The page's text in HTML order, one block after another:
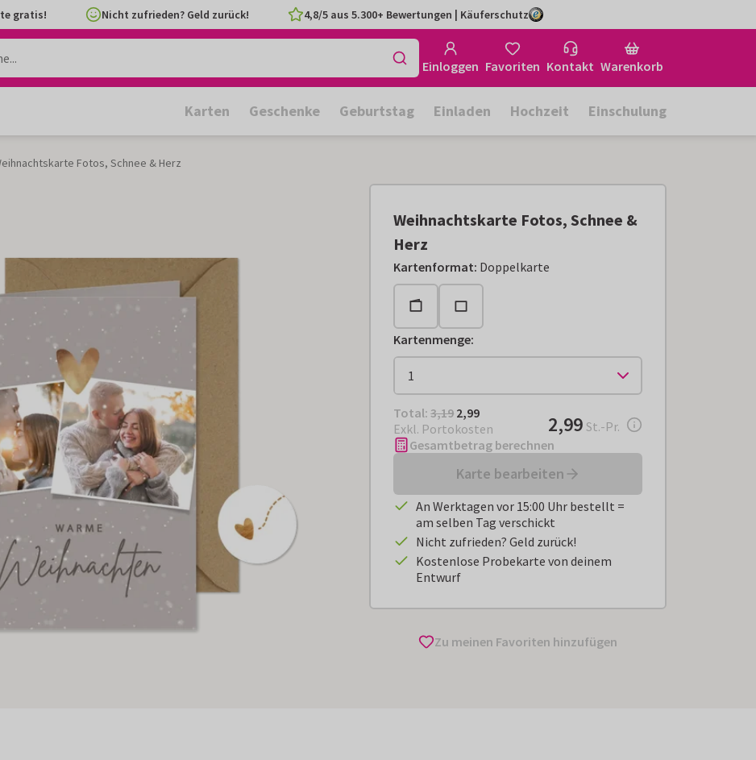
gratis! Nicht zufrieden? Geld zurück! 4,8/5 aus 5.300+ Bewertungen | Käuferschutz
Einloggen Favoriten Kontakt Warenkorb
Karten Geschenke Geburtstag Einladen Hochzeit Einschulung
Fotos, Schnee & Herz
Weihnachtskarte Fotos, Schnee &
Herz
Kartenformat: Doppelkarte
Kartenmenge:
Total: € 2,99
Total: 3,19 2,99
Exkl. Portokosten
€ 2,99pro Stück
2,99 St.-Pr.
Gesamtbetrag berechnen
Karte bearbeiten
An Werktagen vor 15:00 Uhr bestellt =
am selben Tag verschickt
Nicht zufrieden? Geld zurück!
Kostenlose Probekarte von deinem
Entwurf
Zu meinen Favoriten hinzufügen